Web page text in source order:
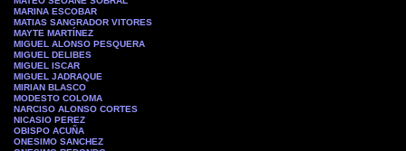
MARINA ESCOBAR
MATIAS SANGRADOR VITORES
MAYTE MARTÍNEZ
MIGUEL ALONSO PESQUERA
MIGUEL DELIBES
MIGUEL ISCAR
MIGUEL JADRAQUE
MIRIAN BLASCO
MODESTO COLOMA
NARCISO ALONSO CORTES
NICASIO PEREZ
OBISPO ACUÑA
ONESIMO SANCHEZ